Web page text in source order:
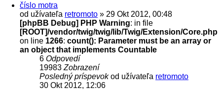
číslo motra
od užívateľa retromoto » 29 Okt 2012, 00:48
[phpBB Debug] PHP Warning: in file
[ROOT]/vendor/twig/twig/lib/Twig/Extension/Core.php
on line 1266: count(): Parameter must be an array or
an object that implements Countable
6 Odpovedí
19983 Zobrazení
Posledný príspevokod užívateľa retromoto
30 Okt 2012, 12:06